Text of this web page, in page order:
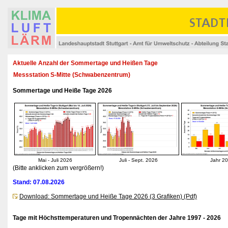
Aktuelle Anzahl der Sommertage und Heißen Tage
Messstation S-Mitte (Schwabenzentrum)
Sommertage und Heiße Tage 2026
Mai - Juli 2026 Juli - Sept. 2026 Jahr
(Bitte anklicken zum vergrößern!)
Stand: 07.08.2026
Download: Sommertage und Heiße Tage 2026 (3 Grafiken) (Pdf)
Tage mit Höchsttemperaturen und Tropennächten der Jahre 1997 - 2026